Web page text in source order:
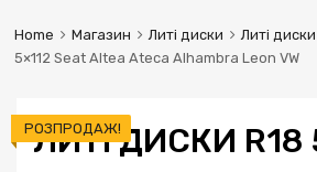
Home Магазин Литі диски Литі диски
5×112 Seat Altea Ateca Alhambra Leon VW
ЛИТІ ДИСКИ R18
РОЗПРОДАЖ!